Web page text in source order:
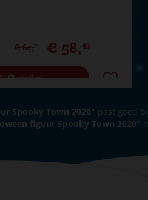
€ 64,99 € 58,49
Bestellen
Spooky Town 2020" past goed
figuur Spooky Town 2020"